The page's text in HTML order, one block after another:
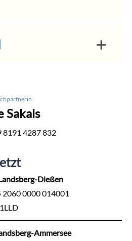
Sakals
8191 4287 832
Dießen
2060 0000 014001
Ammersee